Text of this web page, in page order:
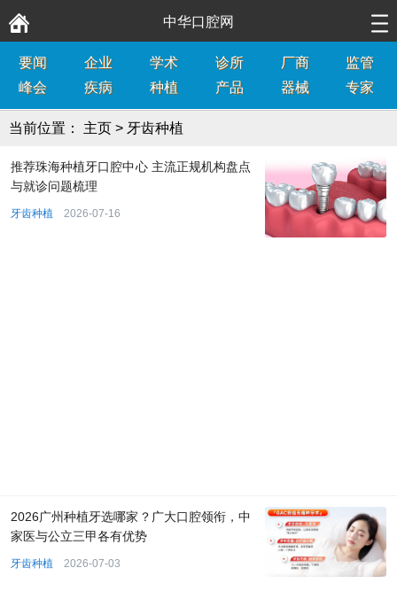
中华口腔网
要闻 企业 学术 诊所 厂商
监管
峰会
疾病 种植 产品 器械 专家
当前位置： 主页 > 牙齿种植
推荐珠海种植牙口腔中心 主流正规机构盘点
与就诊问题梳理
牙齿种植 2026-07-16
2026广州种植牙选哪家？广大口腔领衔，中
家医与公立三甲各有优势
牙齿种植 2026-07-03